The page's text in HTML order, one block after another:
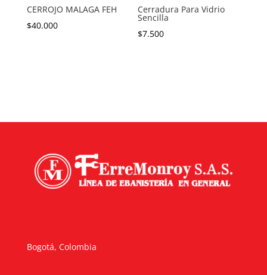
CERROJO MALAGA FEH
$40.000
Cerradura Para Vidrio
Sencilla
$7.500
Bogotá, Colombia